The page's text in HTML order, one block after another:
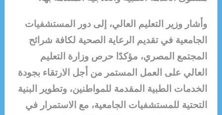
وأشار وزير التعليم العالي، إلى دور المستشفيات
الجامعية في تقديم الرعاية الصحية لكافة شرائح
المجتمع المصري، مؤكدًا حرص وزارة التعليم
العالي على العمل المستمر من أجل الارتقاء بجودة
الخدمات الطبية المقدمة للمواطنين، وتطوير البنية
التحتية للمستشفيات الجامعية، مع الاستمرار في